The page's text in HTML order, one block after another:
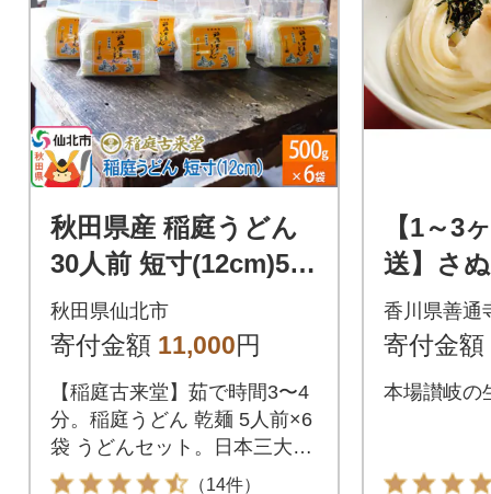
秋田県産 稲庭うどん
30人前 短寸(12cm)500
g×6袋詰め合わせ|02_i
kd-010301
秋田県仙北市
寄付金額 11,000円
【稲庭古来堂】茹で時間3〜4
分。稲庭うどん 乾麺 5人前×6
袋 うどんセット。日本三大う
どんのひとつ、秋田県の「い
（14件）
【1～3
送】さ
4食セッ
袋
香川県善通
寄付金額
本場讃岐の